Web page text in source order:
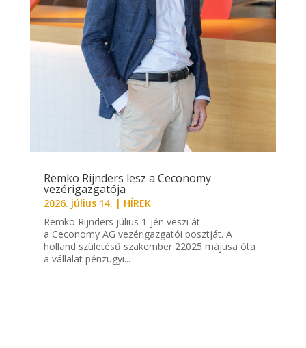
Remko Rijnders lesz a Ceconomy
vezérigazgatója
2026. július 14. | HÍREK
Remko Rijnders július 1-jén veszi át
a Ceconomy AG vezérigazgatói posztját. A
holland születésű szakember 22025 májusa óta
a vállalat pénzügyi...